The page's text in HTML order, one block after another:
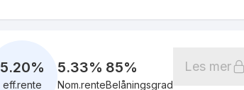
5.20%
eff.rente
5.33%
Nom.rente
85%
Belåningsgrad
Les mer